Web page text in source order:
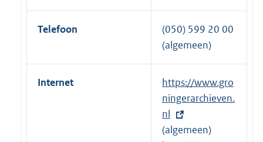
Telefoon
(050) 599 20 00
(algemeen)
Internet
E
x
t
e
https://www.gro
ningerarchieven.
nl
(algemeen)